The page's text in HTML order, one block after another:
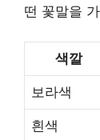
떤 꽃말을
색깔
보라색
흰색